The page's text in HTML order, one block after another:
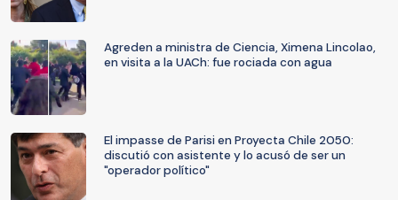
Agreden a ministra de Ciencia, Ximena Lincolao,
en visita a la UACh: fue rociada con agua
El impasse de Parisi en Proyecta Chile 2050:
discutió con asistente y lo acusó de ser un
"operador político"